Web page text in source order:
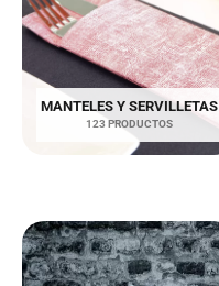
MANTELES Y SERVILLETAS
123 PRODUCTOS